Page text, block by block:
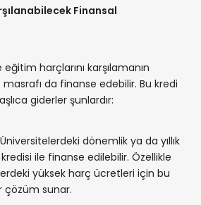
Finansal
harçlarını karşılamanın
da finanse edebilir. Bu kredi
giderler şunlardır:
Üniversitelerdeki dönemlik ya da yıllık
ile finanse edilebilir. Özellikle
yüksek harç ücretleri için bu
çözüm sunar.